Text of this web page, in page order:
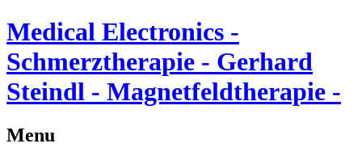
Medical Electronics -
Schmerztherapie - Gerhard
Steindl - Magnetfeldtherapie -
Menu